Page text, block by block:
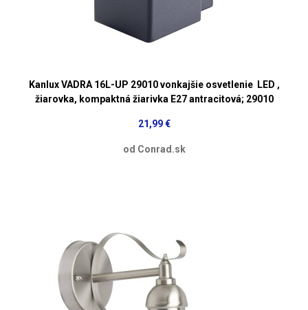
Kanlux VADRA 16L-UP 29010 vonkajšie osvetlenie LED ,
žiarovka, kompaktná žiarivka E27 antracitová; 29010
21,99 €
od Conrad.sk